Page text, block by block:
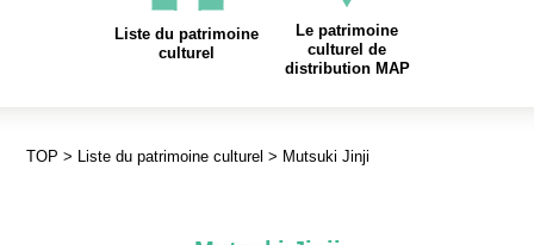
Liste du patrimoine
culturel
Le patrimoine
culturel de
distribution MAP
TOP > Liste du patrimoine culturel > Mutsuki Jinji